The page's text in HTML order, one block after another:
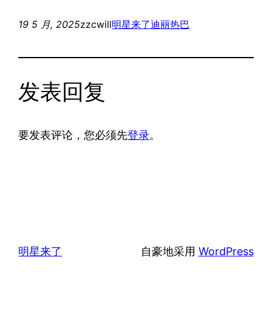
19 5 月, 2025zzcwill明星来了迪丽热巴
发表回复
要发表评论，您必须先登录。
明星来了 自豪地采用 WordPress